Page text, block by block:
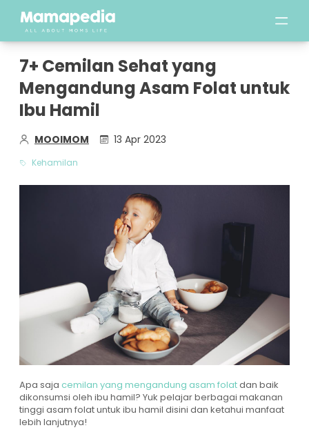
7+ Cemilan Sehat yang
Mengandung Asam Folat untuk
Ibu Hamil
MOOIMOM 13 Apr 2023
Kehamilan
Apa saja cemilan yang mengandung asam folatdan baik
dikonsumsi oleh ibu hamil? Yuk pelajar berbagai makanan
tinggi asam folat untuk ibu hamil disini dan ketahui manfaat
lebih lanjutnya!